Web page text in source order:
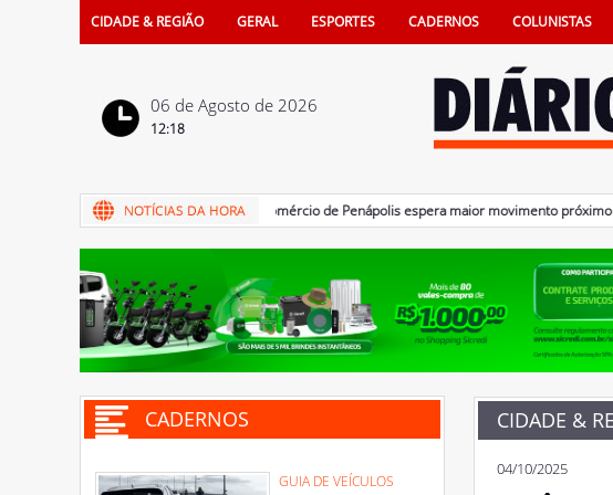
CIDADE & REGIÃO GERAL ESPORTES CADERNOS COLUNISTAS
06 de Agosto de 2026
12:18
06/08/2026 - Promoção: comércio de Penápolis espera maior movimento próximo ao Dia
CADERNOS
GUIA DE VEÍCULOS
CIDADE &
04/10/2025